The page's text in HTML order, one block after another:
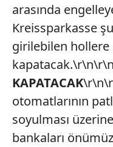
arasında
Kreissparkasse
girilebilen hollere
kapatacak.\r\n\r\n
KAPATACAK
otomatlarının
soyulması
bankaları